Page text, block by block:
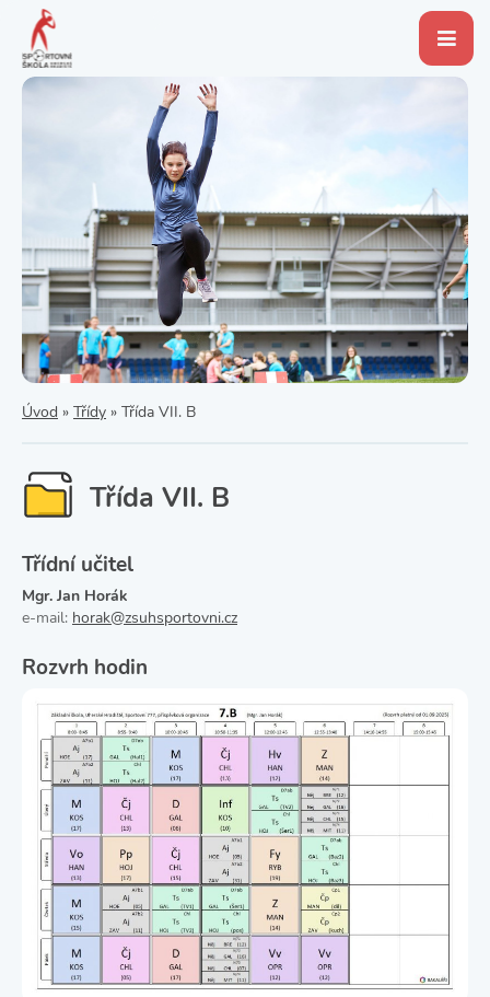
Úvod » Třídy » Třída VII. B
Třída VII. B
Třídní učitel
Mgr. Jan Horák
e-mail: horak@zsuhsportovni.cz
Rozvrh hodin